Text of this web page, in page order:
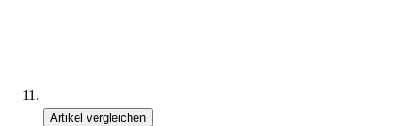
Artikel vergleichen